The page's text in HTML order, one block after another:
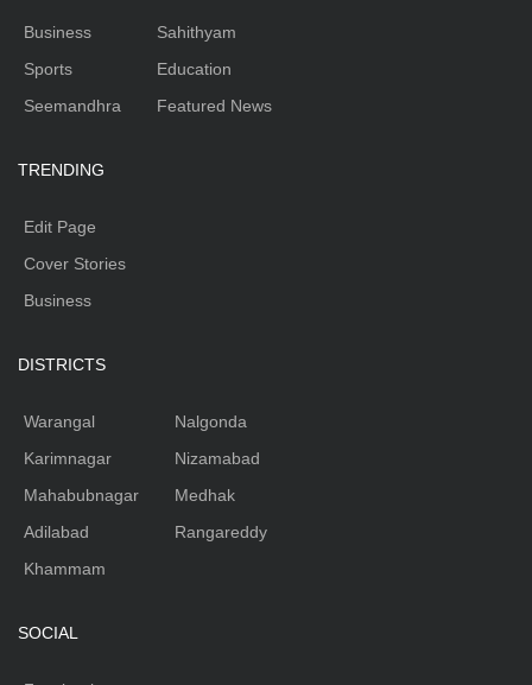
Business
Sports
Seemandhra
Sahithyam
Education
Featured News
TRENDING
Edit Page
Cover Stories
Business
DISTRICTS
Warangal
Karimnagar
Mahabubnagar
Adilabad
Khammam
Nalgonda
Nizamabad
Medhak
Rangareddy
SOCIAL